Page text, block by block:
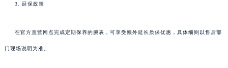
3. 延保政策
在官方直营网点完成定期保养的腕表，可享受额外延长质保优惠，具体细则以售后部
门现场说明为准。